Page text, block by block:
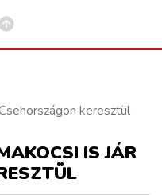
megtekintése
keresztül
IS JÁR